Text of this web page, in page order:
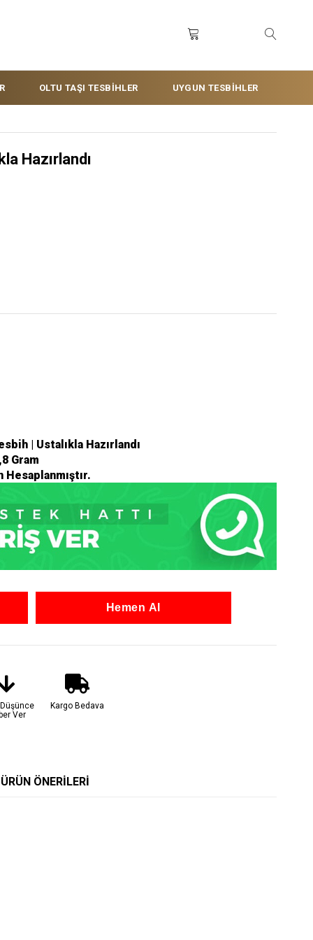
OLTU TAŞI TESBİHLER UYGUN TESBİHLER
Hazırlandı
| Ustalıkla Hazırlandı
Gram
Hesaplanmıştır.
Ver
Kargo Bedava
ÜRÜN ÖNERILERI